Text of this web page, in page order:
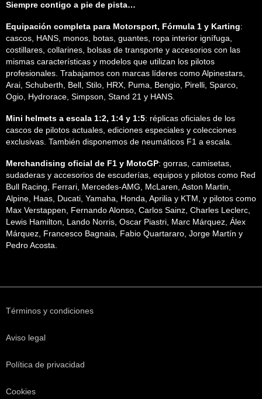
Siempre contigo a pie de pista…
Equipación completa para Motorsport, Fórmula 1 y Karting:
cascos, HANS, monos, botas, guantes, ropa interior ignífuga,
costillares, collarines, bolsas de transporte y accesorios con las
mismas características y modelos que utilizan los pilotos
profesionales. Trabajamos con marcas líderes como Alpinestars,
Arai, Schuberth, Bell, Stilo, HRX, Puma, Bengio, Pirelli, Sparco,
Ogio, Hydrorace, Simpson, Stand 21 y HANS.
Mini helmets a escala 1:2, 1:4 y 1:5: réplicas oficiales de los
cascos de pilotos actuales, ediciones especiales y colecciones
exclusivas. También disponemos de neumáticos F1 a escala.
Merchandising oficial de F1 y MotoGP: gorras, camisetas,
sudaderas y accesorios de escuderías, equipos y pilotos como Red
Bull Racing, Ferrari, Mercedes-AMG, McLaren, Aston Martin,
Alpine, Haas, Ducati, Yamaha, Honda, Aprilia y KTM, y pilotos como
Max Verstappen, Fernando Alonso, Carlos Sainz, Charles Leclerc,
Lewis Hamilton, Lando Norris, Oscar Piastri, Marc Márquez, Álex
Márquez, Francesco Bagnaia, Fabio Quartararo, Jorge Martín y
Pedro Acosta.
Términos y condiciones
Aviso legal
Política de privacidad
Cookies